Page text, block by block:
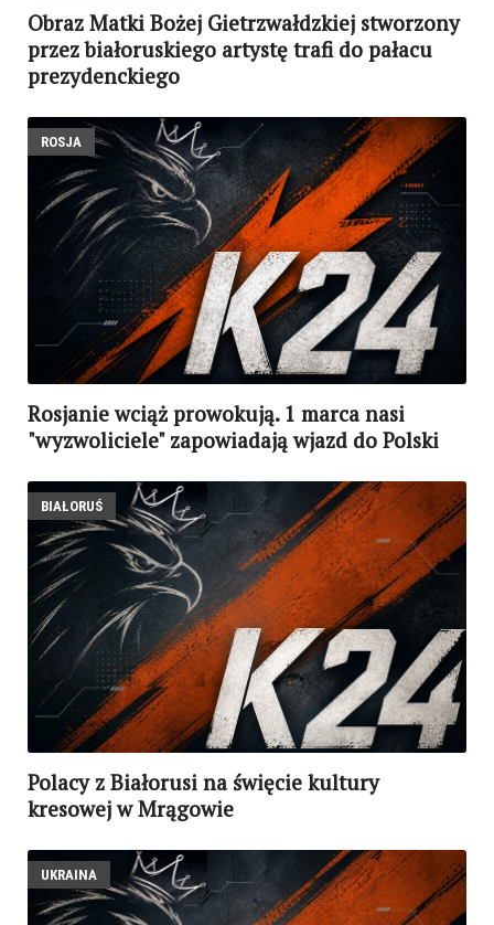
Obraz Matki Bożej Gietrzwałdzkiej stworzony
przez białoruskiego artystę trafi do pałacu
prezydenckiego
ROSJA
Rosjanie wciąż prowokują. 1 marca nasi
"wyzwoliciele" zapowiadają wjazd do Polski
BIAŁORUŚ
Polacy z Białorusi na święcie kultury
kresowej w Mrągowie
UKRAINA